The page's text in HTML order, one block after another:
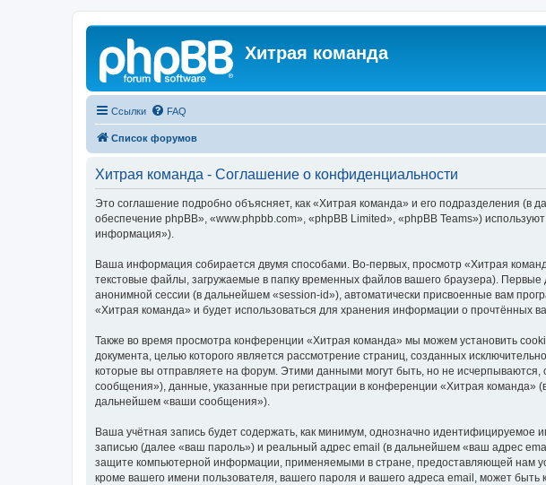
Хитрая команда
Ссылки FAQ
Список форумов
Хитрая команда - Соглашение о конфиденциальности
Это соглашение подробно объясняет, как «Хитрая команда» и его подразделения
обеспечение phpBB», «www.phpbb.com», «phpBB Limited», «phpBB Teams»)
информация»).
Ваша информация собирается двумя способами. Во-первых, просмотр «Хитрая
текстовые файлы, загружаемые в папку временных файлов вашего браузера).
анонимной сессии (в дальнейшем «session-id»), автоматически присвоенные вам
«Хитрая команда» и будет использоваться для хранения информации о прочтённых
Также во время просмотра конференции «Хитрая команда» мы можем установить
документа, целью которого является рассмотрение страниц, созданных
которые вы отправляете на форум. Этими данными могут быть, но не
сообщения»), данные, указанные при регистрации в конференции «Хитрая команда»
дальнейшем «ваши сообщения»).
Ваша учётная запись будет содержать, как минимум, однозначно
записью (далее «ваш пароль») и реальный адрес email (в дальнейшем «ваш адрес
защите компьютерной информации, применяемыми в стране, предоставляющей нам
кроме вашего имени пользователя, вашего пароля и вашего адреса email, может